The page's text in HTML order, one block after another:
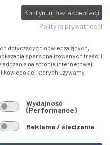
dostępnej na stronie
premiowej. Dowiedz się jak
. Prezentowana wartość
procesie rejestracji w Panelu
mailową informacji handlowo-
W przypadku braku zgody
zł.
dotyczą zakupów w sklepach
w placówkach tworzących
Kontynuuj bez akceptacji
Polityka prywatności
dotyczących odwiedzających,
spersonalizowanych treści i
na stronie internetowej.
cookie, których używamy,
Wydajność
(Performance)
Reklama / śledzenie